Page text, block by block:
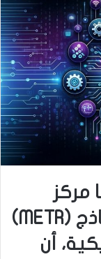
مركز
أبحاث تقييم ومخاطر النماذج (METR)
أن